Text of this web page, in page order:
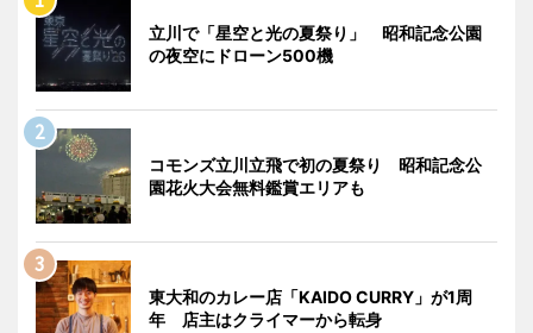
立川で「星空と光の夏祭り」 昭和記念公園
の夜空にドローン500機
コモンズ立川立飛で初の夏祭り 昭和記念公
園花火大会無料鑑賞エリアも
東大和のカレー店「KAIDO CURRY」が1周
年 店主はクライマーから転身